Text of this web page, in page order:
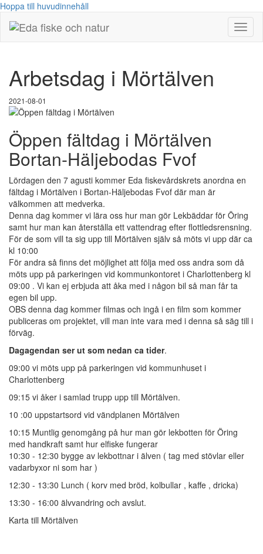
Hoppa till huvudinnehåll
Visa/
meny
Arbetsdag i Mörtälven
2021-08-01
Öppen fältdag i Mörtälven
Bortan-Häljebodas Fvof
Lördagen den 7 agusti kommer Eda fiskevårdskrets anordna en
fältdag i Mörtälven i Bortan-Häljebodas Fvof där man är
välkommen att medverka.
Denna dag kommer vi lära oss hur man gör Lekbäddar för Öring
samt hur man kan återställa ett vattendrag efter flottledsrensning.
För de som vill ta sig upp till Mörtälven själv så möts vi upp där ca
kl 10:00
För andra så finns det möjlighet att följa med oss andra som då
möts upp på parkeringen vid kommunkontoret i Charlottenberg kl
09:00 . Vi kan ej erbjuda att åka med i någon bil så man får ta
egen bil upp.
OBS denna dag kommer filmas och ingå i en film som kommer
publiceras om projektet, vill man inte vara med i denna så säg till i
förväg.
Dagagendan ser ut som nedan ca tider.
09:00 vi möts upp på parkeringen vid kommunhuset i
Charlottenberg
09:15 vi åker i samlad trupp upp till Mörtälven.
10 :00 uppstartsord vid vändplanen Mörtälven
10:15 Muntlig genomgång på hur man gör lekbotten för Öring
med handkraft samt hur elfiske fungerar
10:30 - 12:30 bygge av lekbottnar i älven ( tag med stövlar eller
vadarbyxor ni som har )
12:30 - 13:30 Lunch ( korv med bröd, kolbullar , kaffe , dricka)
13:30 - 16:00 älvvandring och avslut.
Karta till Mörtälven